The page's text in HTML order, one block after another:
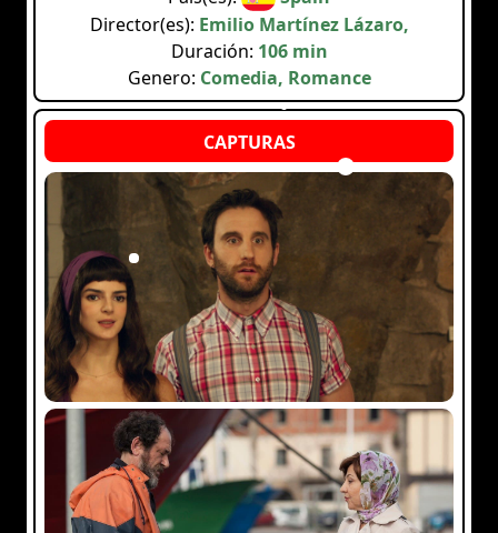
Director(es): Emilio Martínez Lázaro,
Duración: 106 min
Genero: Comedia, Romance